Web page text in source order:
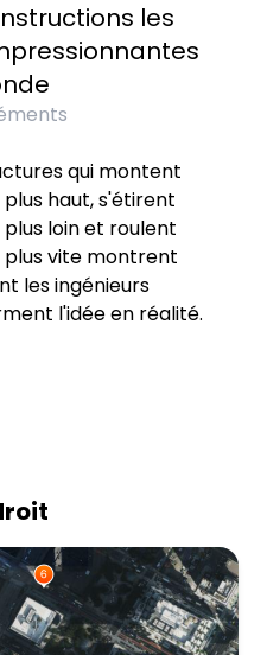
les
qui montent
haut, s'étirent
plus loin et roulent
plus vite montrent
les ingénieurs
l'idée en réalité.